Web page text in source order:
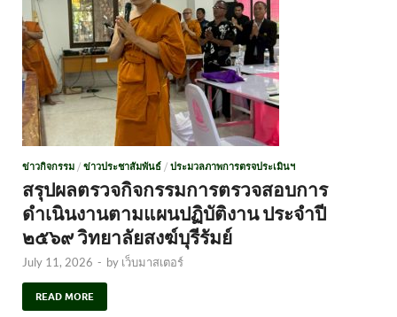
ข่าวกิจกรรม / ข่าวประชาสัมพันธ์ / ประมวลภาพการตรจประเมินฯ
สรุปผลตรวจกิจกรรมการตรวจสอบการ
ดำเนินงานตามแผนปฏิบัติงาน ประจำปี
๒๕๖๙ วิทยาลัยสงฆ์บุรีรัมย์
July 11, 2026 - by เว็บมาสเตอร์
READ MORE